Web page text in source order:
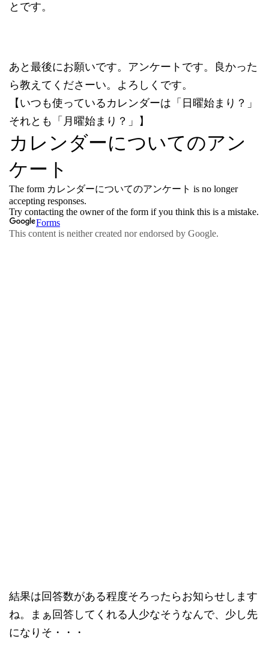
とです。
あと最後にお願いです。アンケートです。良かった
ら教えてくださーい。よろしくです。
【いつも使っているカレンダーは「日曜始まり？」
それとも「月曜始まり？」】
結果は回答数がある程度そろったらお知らせします
ね。まぁ回答してくれる人少なそうなんで、少し先
になりそ・・・